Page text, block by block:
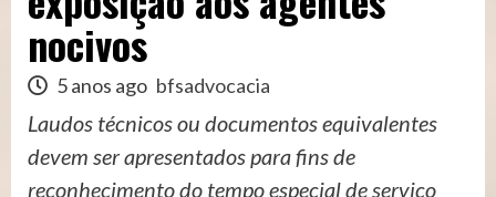
nocivos
5 anos ago bfsadvocacia
Laudos técnicos ou documentos equivalentes
devem ser apresentados para fins de
reconhecimento do tempo especial de serviço